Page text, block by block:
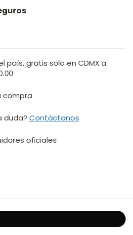
país, gratis solo en CDMX a
compra
duda? Contáctanos
oficiales